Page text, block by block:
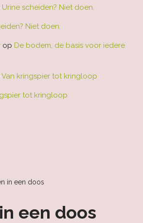
Urine scheiden? Niet doen.
Niet doen.
op De bodem, de basis voor iedere
Van kringspier tot kringloop
tot kringloop
in een doos
een doos